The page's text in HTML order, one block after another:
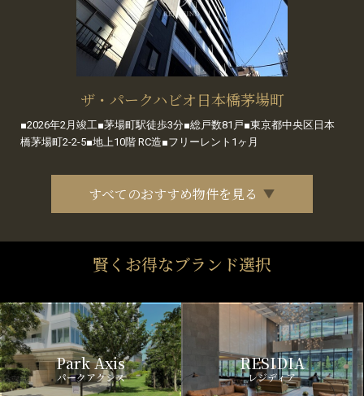
ザ・パークハビオ日本橋茅場町
■2026年2月竣工■茅場町駅徒歩3分■総戸数81戸■東京都中央区日本
橋茅場町2-2-5■地上10階 RC造■フリーレント1ヶ月
すべてのおすすめ物件を見る
賢くお得なブランド選択
Park Axis
パークアクシス
RESIDIA
レジディア